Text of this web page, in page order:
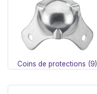
Coins de protections (9)